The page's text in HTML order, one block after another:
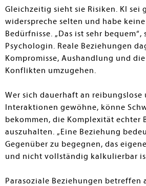
Gleichzeitig sieht sie Risiken. KI sei
widerspreche selten und habe
Bedürfnisse. „Das ist sehr bequem“,
Psychologin. Reale Beziehungen
Kompromisse, Aushandlung und
Konflikten umzugehen.
Wer sich dauerhaft an
Interaktionen gewöhne, könne
bekommen, die Komplexität echter
auszuhalten. „Eine Beziehung
Gegenüber zu begegnen, das
und nicht vollständig kalkulierbar
Parasoziale Beziehungen betreffen